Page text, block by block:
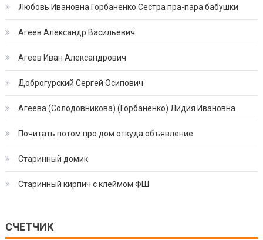
Любовь Ивановна Горбаненко Сестра пра-пара бабушки
Агеев Александр Васильевич
Агеев Иван Александрович
Доброгурский Сергей Осипович
Агеева (Солодовникова) (Горбаненко) Лидия Ивановна
Почитать потом про дом откуда объявление
Старинный домик
Старинный кирпич с клеймом ФШ
СЧЕТЧИК